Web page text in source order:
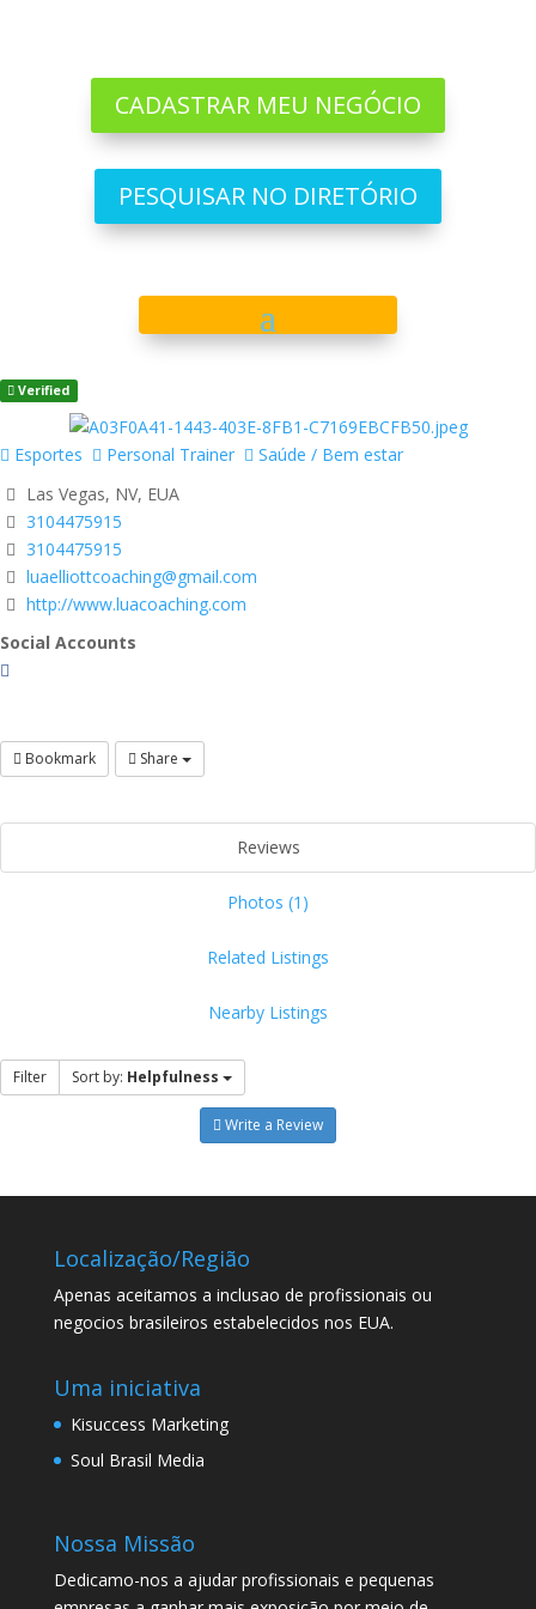
CADASTRAR MEU NEGÓCIO
PESQUISAR NO DIRETÓRIO
Verified
Esportes Personal Trainer
Saúde / Bem estar
Las Vegas, NV, EUA
3104475915
3104475915
luaelliottcoaching@gmail.com
http://www.luacoaching.com
Social Accounts
Bookmark Share
Reviews
Photos (1)
Related Listings
Nearby Listings
Filter Sort by: Helpfulness
Write a Review
Localização/Região
Apenas aceitamos a inclusao de profissionais ou
negocios brasileiros estabelecidos nos EUA.
Uma iniciativa
Kisuccess Marketing
Soul Brasil Media
Nossa Missão
Dedicamo-nos a ajudar profissionais e pequenas